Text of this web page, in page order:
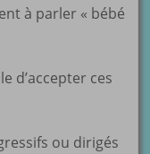
à parler « bébé
d’accepter ces
ou dirigés